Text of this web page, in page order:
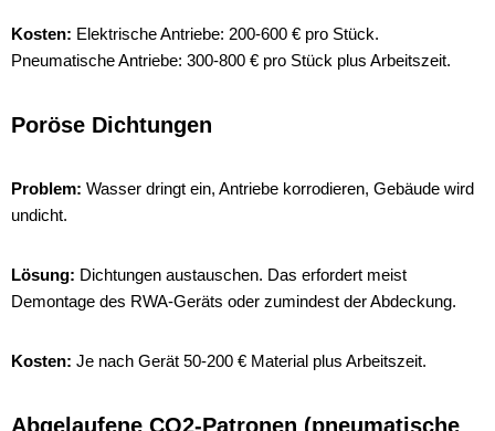
Kosten: Elektrische Antriebe: 200-600 € pro Stück.
Pneumatische Antriebe: 300-800 € pro Stück plus Arbeitszeit.
Poröse Dichtungen
Problem: Wasser dringt ein, Antriebe korrodieren, Gebäude wird
undicht.
Lösung: Dichtungen austauschen. Das erfordert meist
Demontage des RWA-Geräts oder zumindest der Abdeckung.
Kosten: Je nach Gerät 50-200 € Material plus Arbeitszeit.
Abgelaufene CO2-Patronen (pneumatische